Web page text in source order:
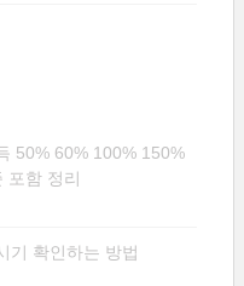
50% 60% 100% 150%
포함 정리
기 확인하는 방법